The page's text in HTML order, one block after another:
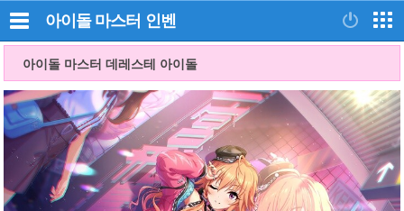
아이돌 마스터 인벤
아이돌 마스터 데레스테 아이돌